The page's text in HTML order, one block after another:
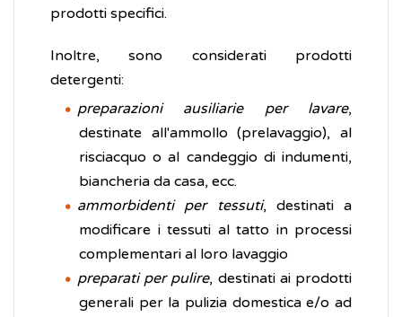
prodotti specifici.
Inoltre, sono considerati prodotti
detergenti:
preparazioni ausiliarie per lavare,
destinate all'ammollo (prelavaggio), al
risciacquo o al candeggio di indumenti,
biancheria da casa, ecc.
ammorbidenti per tessuti, destinati a
modificare i tessuti al tatto in processi
complementari al loro lavaggio
preparati per pulire, destinati ai prodotti
generali per la pulizia domestica e/o ad